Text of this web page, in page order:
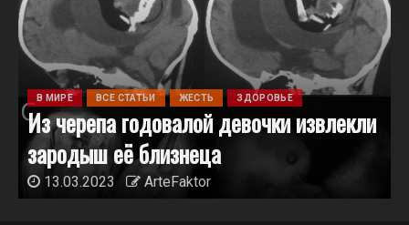
В МИРЕ ВСЕ СТАТЬИ ЖЕСТЬ ЗДОРОВЬЕ
Из черепа годовалой девочки извлекли
зародыш её близнеца
13.03.2023 ArteFaktor